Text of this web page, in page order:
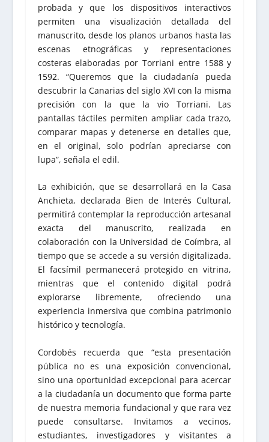
probada y que los dispositivos interactivos
permiten una visualización detallada del
manuscrito, desde los planos urbanos hasta las
escenas etnográficas y representaciones
costeras elaboradas por Torriani entre 1588 y
1592. “Queremos que la ciudadanía pueda
descubrir la Canarias del siglo XVI con la misma
precisión con la que la vio Torriani. Las
pantallas táctiles permiten ampliar cada trazo,
comparar mapas y detenerse en detalles que,
en el original, solo podrían apreciarse con
lupa”, señala el edil.
La exhibición, que se desarrollará en la Casa
Anchieta, declarada Bien de Interés Cultural,
permitirá contemplar la reproducción artesanal
exacta del manuscrito, realizada en
colaboración con la Universidad de Coímbra, al
tiempo que se accede a su versión digitalizada.
El facsímil permanecerá protegido en vitrina,
mientras que el contenido digital podrá
explorarse libremente, ofreciendo una
experiencia inmersiva que combina patrimonio
histórico y tecnología.
Cordobés recuerda que “esta presentación
pública no es una exposición convencional,
sino una oportunidad excepcional para acercar
a la ciudadanía un documento que forma parte
de nuestra memoria fundacional y que rara vez
puede consultarse. Invitamos a vecinos,
estudiantes, investigadores y visitantes a